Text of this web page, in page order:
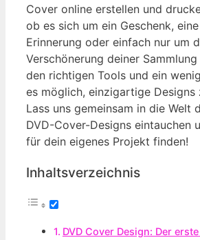
Cover online erstellen und
ob es sich um ein Geschenk,
Erinnerung oder einfach nur um
Verschönerung deiner
den richtigen Tools und ein
es möglich, einzigartige Designs
Lass uns gemeinsam in die Welt
DVD-Cover-Designs eintauchen
für dein eigenes Projekt finden!
Inhaltsverzeichnis
DVD Cover Design: Der